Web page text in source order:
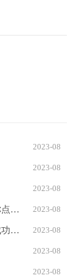
2023-08
2023-08
2023-08
七夕夜陌生女子要求添加好友可能只是想骗你点钱…… 具体是什么情况? 2023-08
国家级智慧化工产学研用融合平台启动仪式成功举办 2023-08
2023-08
2023-08